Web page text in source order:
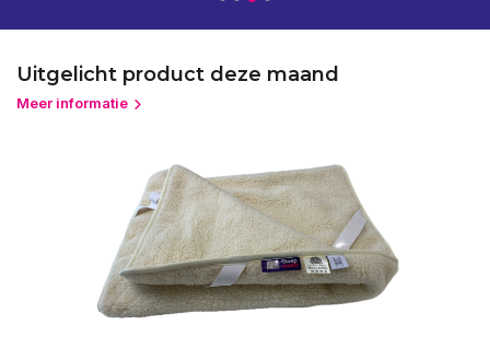
Uitgelicht product deze maand
Meer informatie